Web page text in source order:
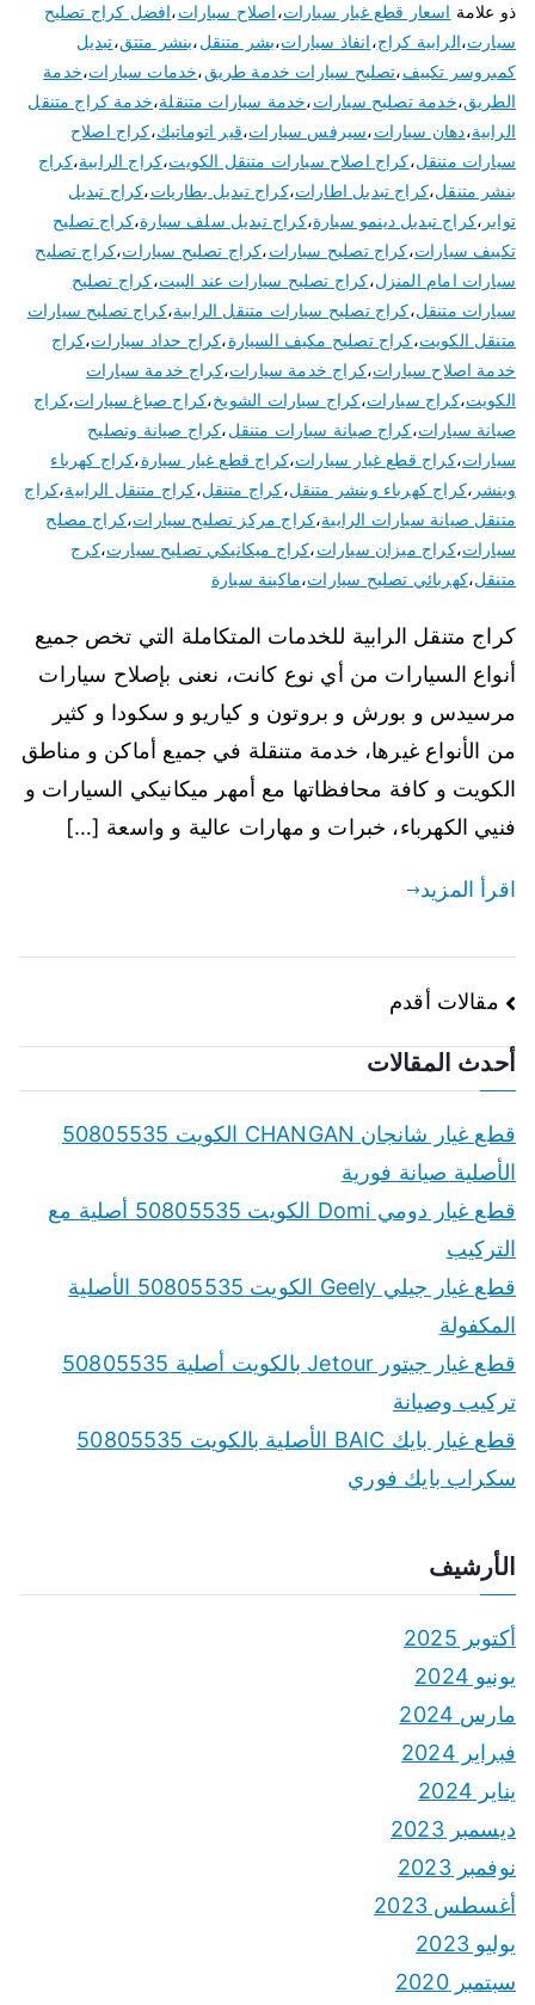
ذو علامة اسعار قطع غيار سيارات،اصلاح سيارات،افضل كراج تصليح
سيارت،الرابية كراج،انفاذ سيارات،بشر متنقل،بنشر متتق،تبديل
كمبروسر تكييف،تصليح سيارات خدمة طريق،خدمات سيارات،خدمة
الطريق،خدمة تصليح سيارات،خدمة سيارات متنقلة،خدمة كراج متنقل
الرابية،دهان سيارات،سيرفس سيارات،قير اتوماتيك،كراج اصلاح
سيارات متنقل،كراج اصلاح سيارات متنقل الكويت،كراج الرابية،كراج
بنشر متنقل،كراج تبديل اطارات،كراج تبديل بطاريات،كراج تبديل
تواير ،كراج تبديل دينمو سيارة،كراج تبديل سلف سيارة،كراج تصليح
تكييف سيارات،كراج تصليح سبارات،كراج تصليح سيارات،كراج تصليح
سيارات امام المنزل،كراج تصليح سيارات عند البيت،كراج تصليح
سيارات متنقل،كراج تصليح سيارات متنقل الرابية،كراج تصليح سيارات
متنقل الكويت،كراج تصليح مكيف السيارة،كراج حداد سيارات،كراج
خدمة اصلاح سيارات،كراج خدمة سيارات،كراج خدمة سيارات
الكويت،كراج سيارات،كراج سيارات الشويخ،كراج صباغ سيارات،كراج
صيانة سيارات،كراج صيانة سيارات متنقل،كراج صيانة وتصليح
سيارات،كراج قطع غيار سيارات،كراج قطع غيار سيارة،كراج كهرباء
وبنشر ،كراج كهرباء وبنشر متنقل،كراج متنقل،كراج متنقل الرابية،كراج
متنقل صيانة سيارات الرابية،كراج مركز تصليح سيارات،كراج مصلح
سيارات،كراج ميزان سيارات،كراج ميكانيكي تصليح سيارت،كرج
متنقل،كهربائي تصليح سيارات،ماكينة سيارة
كراج متنقل الرابية للخدمات المتكاملة التي تخص جميع
أنواع السيارات من أي نوع كانت، نعنى بإصلاح سيارات
مرسيدس و بورش و بروتون و كياريو و سكودا و كثير
من الأنواع غيرها، خدمة متنقلة في جميع أماكن و مناطق
الكويت و كافة محافظاتها مع أمهر ميكانيكي السيارات و
فنيي الكهرباء، خبرات و مهارات عالية و واسعة […]
اقرأ المزيد
تصفّح
المقالات
مقالات أقدم
أحدث المقالات
قطع غيار شانجان CHANGAN الكويت 50805535
الأصلية صيانة فورية
قطع غيار دومي Domi الكويت 50805535 أصلية مع
التركيب
قطع غيار جيلي Geely الكويت 50805535 الأصلية
المكفولة
قطع غيار جيتور Jetour بالكويت أصلية 50805535
تركيب وصيانة
قطع غيار بايك BAIC الأصلية بالكويت 50805535
سكراب بايك فوري
الأرشيف
أكتوبر 2025
يونيو 2024
مارس 2024
فبراير 2024
يناير 2024
ديسمبر 2023
نوفمبر 2023
أغسطس 2023
يوليو 2023
سبتمبر 2020